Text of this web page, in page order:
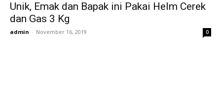
Unik, Emak dan Bapak ini Pakai Helm Cerek
dan Gas 3 Kg
admin - November 16, 2019 0